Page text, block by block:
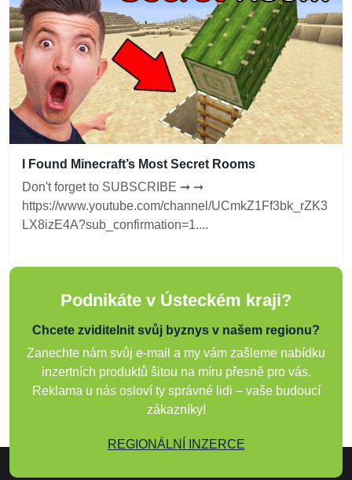
I Found Minecraft’s Most Secret Rooms
Don't forget to SUBSCRIBE ➞ ➞
https://www.youtube.com/channel/UCmkZ1Ff3bk_rZK3
LX8izE4A?sub_confirmation=1....
Podnikáte v Ústeckém kraji?
Chcete zviditelnit svůj byznys v našem regionu?
Zanechte nám svůj e-mail a my vám zašleme nabídku
inzertních produktů šitou na míru přesně pro vás.
Reklama u nás osloví ty správné lidi – vaše budoucí
zákazníky!
REGIONÁLNÍ INZERCE